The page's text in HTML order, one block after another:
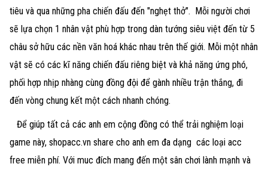
tiêu và qua những pha chiến đấu đến "nghẹt thở". Mỗi người chơi
sẽ lựa chọn 1 nhân vật phù hợp trong dàn tướng siêu việt đến từ 5
châu sở hữu các nền văn hoá khác nhau trên thế giới. Mỗi một nhân
vật sẽ có các kĩ năng chiến đấu riêng biệt và khả năng ứng phó,
phối hợp nhịp nhàng cùng đồng đội để gành nhiều trận thắng, đi
đến vòng chung kết một cách nhanh chóng.
Để giúp tất cả các anh em cộng đồng có thể trải nghiệm loại
game này, shopacc.vn share cho anh em đa dạng các loại acc
free miễn phí. Với muc đích mang đến một sân chơi lành mạnh và